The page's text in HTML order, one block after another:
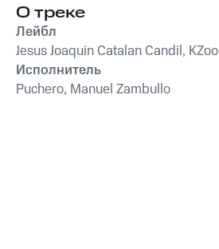
О треке
Лейбл
Jesus Joaquin Catalan Candil, KZoo
Исполнитель
Puchero, Manuel Zambullo